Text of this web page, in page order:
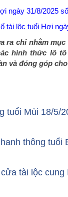
ngày 31/8/2025
tài lộc tuổi Hợi
ra chỉ nhằm mục
hình thức lô
và đóng góp
tuổi Mùi 18/5/
thông tuổi
tài lộc cung